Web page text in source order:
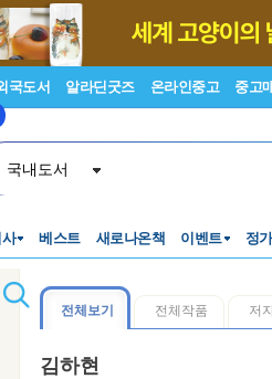
국도서 알라딘굿즈 온라인중고 중고
국내도서
베스트 새로나온책 이벤트 정
전체보기 전체작품 저
김하현